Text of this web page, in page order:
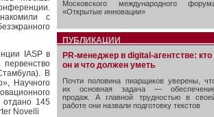
с
IASP в
В
Научного
отдано 145
Novelli
Московского международного
«Открытые инновации»
ПУБЛИКАЦИИ
PR-менеджер в digital-агентстве: кто
он и что должен уметь
Почти половина пиарщиков уверены,
их основная задача —
продаж. А главной трудностью в
работе они назвали подготовку текстов